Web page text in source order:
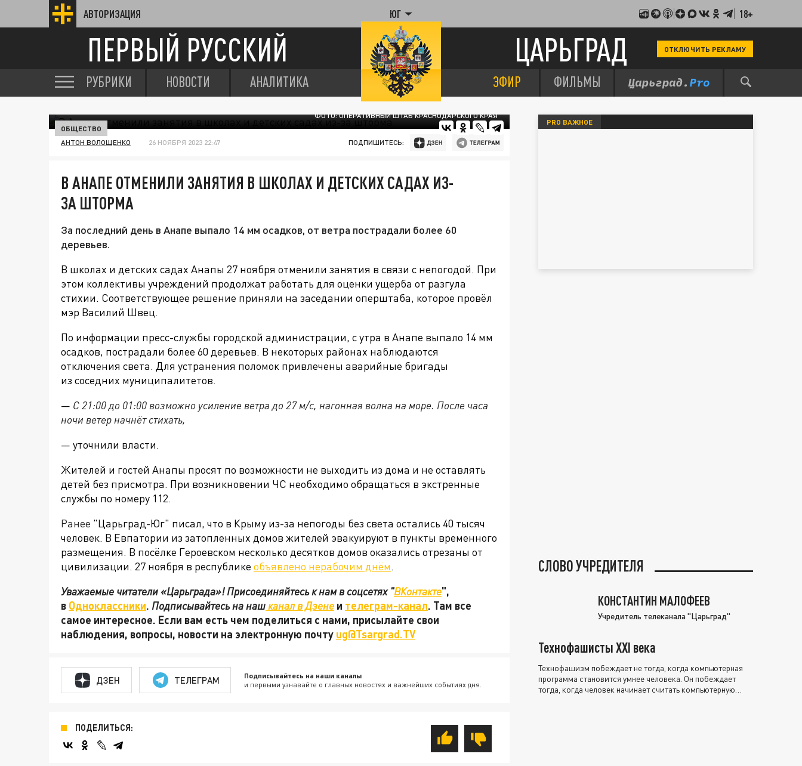
АВТОРИЗАЦИЯ ЮГ 18+
ПЕРВЫЙ РУССКИЙ ЦАРЬГРАД ОТКЛЮЧИТЬ РЕКЛАМУ
РУБРИКИ НОВОСТИ АНАЛИТИКА ЭФИР ФИЛЬМЫ
ФОТО: ОПЕРАТИВНЫЙ ШТАБ КРАСНОДАРСКОГО КРАЯ
ОБЩЕСТВО
АНТОН ВОЛОЩЕНКО 26 НОЯБРЯ 2023 22:47 ПОДПИШИТЕСЬ:
В АНАПЕ ОТМЕНИЛИ ЗАНЯТИЯ В ШКОЛАХ И ДЕТСКИХ САДАХ ИЗ-
ЗА ШТОРМА
За последний день в Анапе выпало 14 мм осадков, от ветра пострадали более 60
деревьев.
В школах и детских садах Анапы 27 ноября отменили занятия в связи с непогодой. При
этом коллективы учреждений продолжат работать для оценки ущерба от разгула
стихии. Соответствующее решение приняли на заседании оперштаба, которое провёл
мэр Василий Швец.
По информации пресс-службы городской администрации, с утра в Анапе выпало 14 мм
осадков, пострадали более 60 деревьев. В некоторых районах наблюдаются
отключения света. Для устранения поломок привлечены аварийные бригады
из соседних муниципалитетов.
— С 21:00 до 01:00 возможно усиление ветра до 27 м/с, нагонная волна на море. После часа
ночи ветер начнёт стихать,
— уточнили власти.
Жителей и гостей Анапы просят по возможности не выходить из дома и не оставлять
детей без присмотра. При возникновении ЧС необходимо обращаться в экстренные
службы по номеру 112.
Ранее "Царьград-Юг" писал, что в Крыму из-за непогоды без света остались 40 тысяч
человек. В Евпатории из затопленных домов жителей эвакуируют в пункты временного
размещения. В посёлке Героевском несколько десятков домов оказались отрезаны от
цивилизации. 27 ноября в республике объявлено нерабочим днём.
Уважаемые читатели «Царьграда»! Присоединяйтесь к нам в соцсетях "ВКонтакте",
в Одноклассники. Подписывайтесь на нашканал в Дзене и телеграм-канал. Там все
самое интересное. Если вам есть чем поделиться с нами, присылайте свои
наблюдения, вопросы, новости на электронную почту ug@Tsargrad.TV
ДЗЕН ТЕЛЕГРАМ Подписывайтесь на наши каналы
и первыми узнавайте о главных новостях и важнейших событиях дня.
ПОДЕЛИТЬСЯ:
PRO ВАЖНОЕ
СЛОВО УЧРЕДИТЕЛЯ
КОНСТАНТИН МАЛОФЕЕВ
Учредитель телеканала "Царьград"
Технофашисты XXI века
Технофашизм побеждает не тогда, когда компьютерная
программа становится умнее человека. Он побеждает
тогда, когда человек начинает считать компьютерную